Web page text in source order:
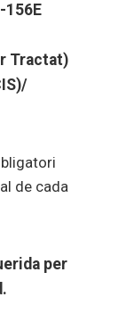
156E
Tractat)
de cada
per